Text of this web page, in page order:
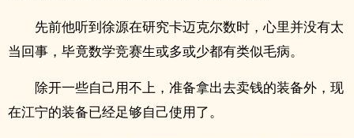
先前他听到徐源在研究卡迈克尔数时，心里并没有太
当回事，毕竟数学竞赛生或多或少都有类似毛病。
除开一些自己用不上，准备拿出去卖钱的装备外，现
在江宁的装备已经足够自己使用了。